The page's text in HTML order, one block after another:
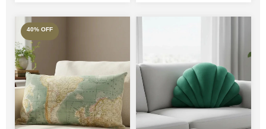
40% OFF